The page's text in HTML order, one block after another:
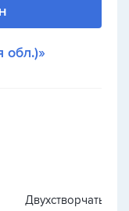
обл.)»
Двухстворчатые